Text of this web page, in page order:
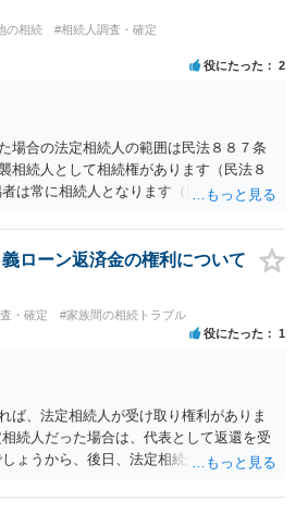
遺言で、受取を指定されててもいらない
理由を説明する必要はありません。
の相続
#相続人調査・確定
役にたった 2
場合の法定相続人の範囲は民法８８７条
相続人として相続権があります（民法８
は常に相続人となります（民法８９０
、孫５人に加えて「おじ又はおば」にも
す。
ローン返済金の権利について
・確定 #家族間の相続トラブル
役にたった 1
ば、法定相続人が受け取り権利がありま
続人だった場合は、代表として返還を受
ょうから、後日、法定相続分に基づいて